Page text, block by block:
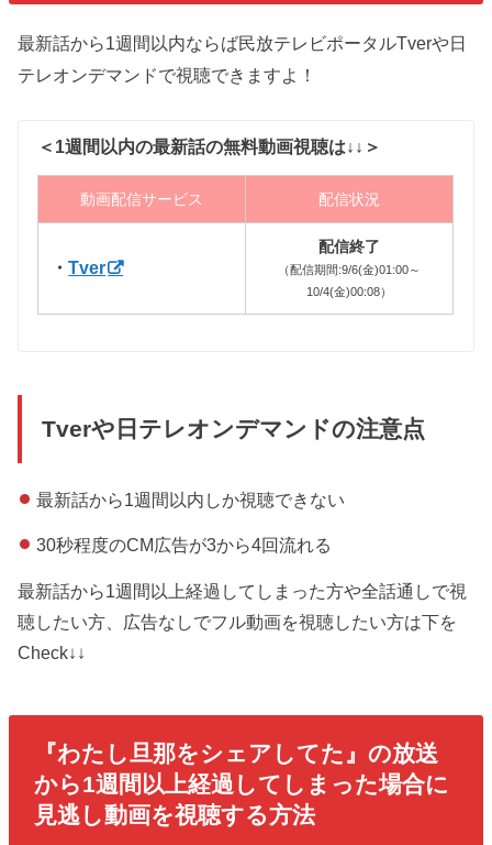
最新話から1週間以内ならば民放テレビポータルTverや日
テレオンデマンドで視聴できますよ！
＜1週間以内の最新話の無料動画視聴は↓↓＞
動画配信サービス 配信状況
・Tver
配信終了
（配信期間:9/6(金)01:00～
10/4(金)00:08）
Tverや日テレオンデマンドの注意点
最新話から1週間以内しか視聴できない
30秒程度のCM広告が3から4回流れる
最新話から1週間以上経過してしまった方や全話通しで視
聴したい方、広告なしでフル動画を視聴したい方は下を
Check↓↓
『わたし旦那をシェアしてた 』の放送
から1週間以上経過してしまった場合に
見逃し動画を視聴する方法